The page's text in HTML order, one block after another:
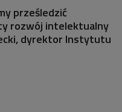
prześledzić
rozwój intelektualny
dyrektor Instytutu